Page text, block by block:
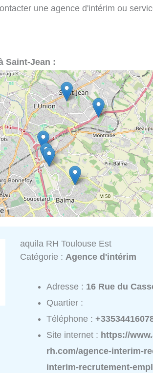
une agence d'intérim ou
Saint-Jean :
aquila RH Toulouse Est
Catégorie : Agence d'intérim
Adresse : 16 Rue du
Quartier :
Téléphone :
Site internet : https://
rh.com/agence-interim-
interim-recrutement-